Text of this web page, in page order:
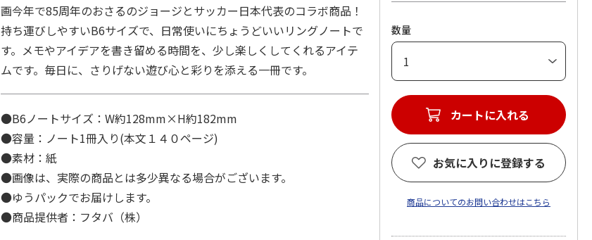
画今年で85周年のおさるのジョージとサッカー日本代表のコラボ商品！
持ち運びしやすいB6サイズで、日常使いにちょうどいいリングノートで
す。メモやアイデアを書き留める時間を、少し楽しくしてくれるアイテ
ムです。毎日に、さりげない遊び心と彩りを添える一冊です。
●B6ノートサイズ：W約128mm×H約182mm
●容量：ノート1冊入り(本文１４０ページ)
●素材：紙
●画像は、実際の商品とは多少異なる場合がございます。
●ゆうパックでお届けします。
●商品提供者：フタバ（株）
数量
カートに入れる
お気に入りに登録する
商品についてのお問い合わせはこちら